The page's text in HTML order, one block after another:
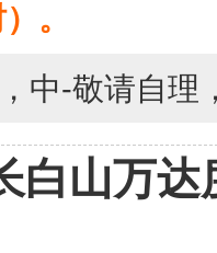
。
中-敬请自理
白山万达